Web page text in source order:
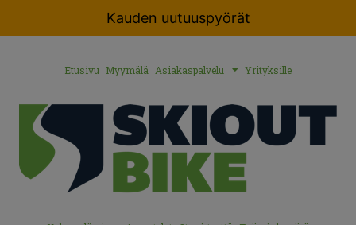
Kauden uutuuspyörät
Etusivu Myymälä Asiakaspalvelu Yrityksille